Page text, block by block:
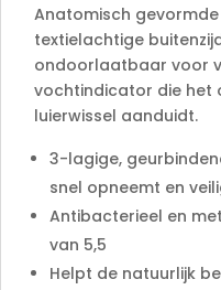
Anatomisch
textielachtige
ondoorlaatbaar voor
vochtindicator die het
luierwissel aanduidt.
3-lagige,
snel opneemt en
Antibacterieel en
van 5,5
Helpt de natuurlijk